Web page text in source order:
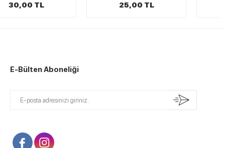
25,00 TL 25,00 TL
E-Bülten Aboneliği